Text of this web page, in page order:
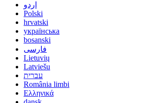
اردو
Polski
hrvatski
українська
bosanski
فارسی
Lietuvių
Latviešu
עברית
România limbi
Ελληνικά